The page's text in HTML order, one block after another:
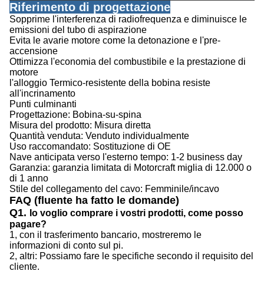
Riferimento di progettazione
Sopprime l'interferenza di radiofrequenza e diminuisce le
emissioni del tubo di aspirazione
Evita le avarie motore come la detonazione e l'pre-
accensione
Ottimizza l'economia del combustibile e la prestazione di
motore
l'alloggio Termico-resistente della bobina resiste
all'incrinamento
Punti culminanti
Progettazione: Bobina-su-spina
Misura del prodotto: Misura diretta
Quantità venduta: Venduto individualmente
Uso raccomandato: Sostituzione di OE
Nave anticipata verso l'esterno tempo: 1-2 business day
Garanzia: garanzia limitata di Motorcraft miglia di 12.000 o
di 1 anno
Stile del collegamento del cavo: Femminile/incavo
FAQ (fluente ha fatto le domande)
Q1. Io voglio comprare i vostri prodotti, come posso
pagare?
1, con il trasferimento bancario, mostreremo le
informazioni di conto sul pi.
2, altri: Possiamo fare le specifiche secondo il requisito del
cliente.